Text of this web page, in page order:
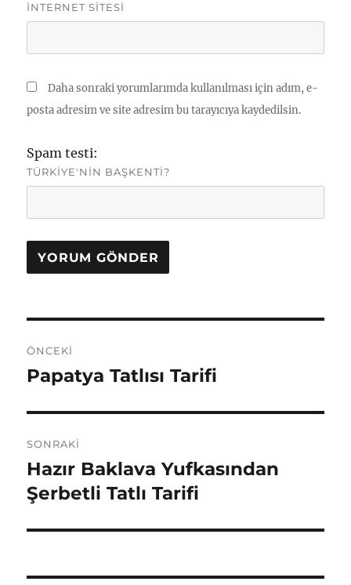
İNTERNET SITESI
Daha sonraki yorumlarımda kullanılması için adım, e-
posta adresim ve site adresim bu tarayıcıya kaydedilsin.
Spam testi:
TÜRKIYE'NIN BAŞKENTI?
gezinmesi
ÖNCEKI
Önceki
Papatya Tatlısı Tarifi
SONRAKI
Sonraki
yazı:
Hazır Baklava Yufkasından
Şerbetli Tatlı Tarifi